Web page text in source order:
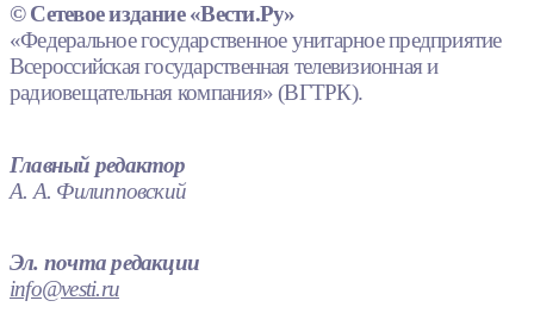
© Сетевое издание «Вести.Ру»
«Федеральное государственное унитарное предприятие
Всероссийская государственная телевизионная и
радиовещательная компания» (ВГТРК).
Главный редактор
А. А. Филипповский
Эл. почта редакции
info@vesti.ru